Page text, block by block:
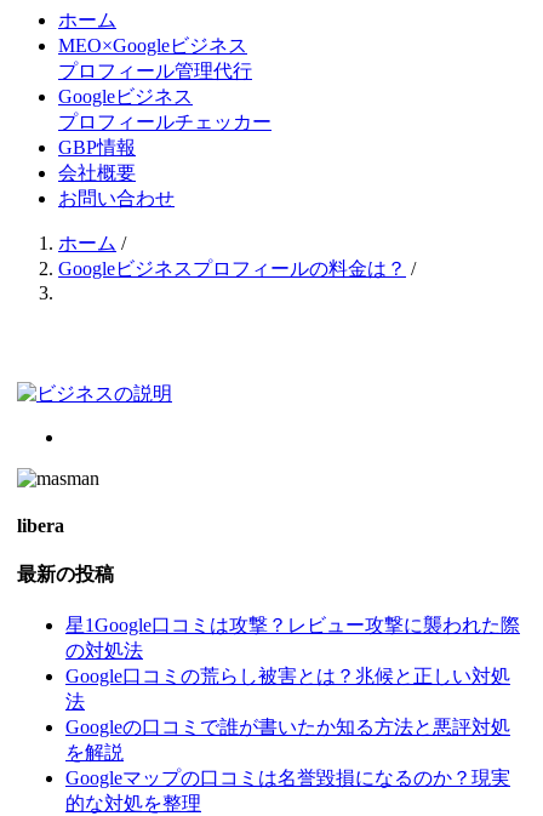
ホーム
MEO×Googleビジネス
プロフィール管理代行
Googleビジネス
プロフィールチェッカー
GBP情報
会社概要
お問い合わせ
ホーム /
Googleビジネスプロフィールの料金は？ /
libera
最新の投稿
星1Google口コミは攻撃？レビュー攻撃に襲われた際
の対処法
Google口コミの荒らし被害とは？兆候と正しい対処
法
Googleの口コミで誰が書いたか知る方法と悪評対処
を解説
Googleマップの口コミは名誉毀損になるのか？現実
的な対処を整理